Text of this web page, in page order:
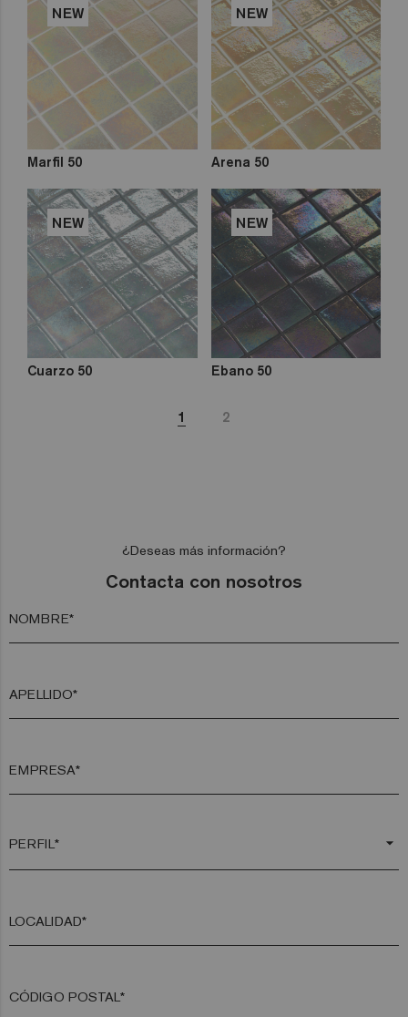
NEW
Marfil 50
NEW
Arena 50
NEW
Cuarzo 50
NEW
Ebano 50
1 2
¿Deseas más información?
Contacta con nosotros
NOMBRE*
APELLIDO*
EMPRESA*
arrow_drop_down
LOCALIDAD*
CÓDIGO POSTAL*